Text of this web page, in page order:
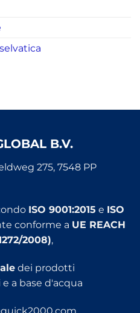
B.V.
275, 7548 PP
ISO 9001:2015 e ISO
conforme a UE REACH
2008),
dei prodotti
a base d'acqua